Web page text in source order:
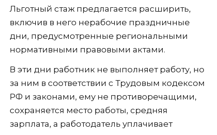
Льготный стаж предлагается расширить,
включив в него нерабочие праздничные
дни, предусмотренные региональными
нормативными правовыми актами.
В эти дни работник не выполняет работу, но
за ним в соответствии с Трудовым кодексом
РФ и законами, ему не противоречащими,
сохраняется место работы, средняя
зарплата, а работодатель уплачивает